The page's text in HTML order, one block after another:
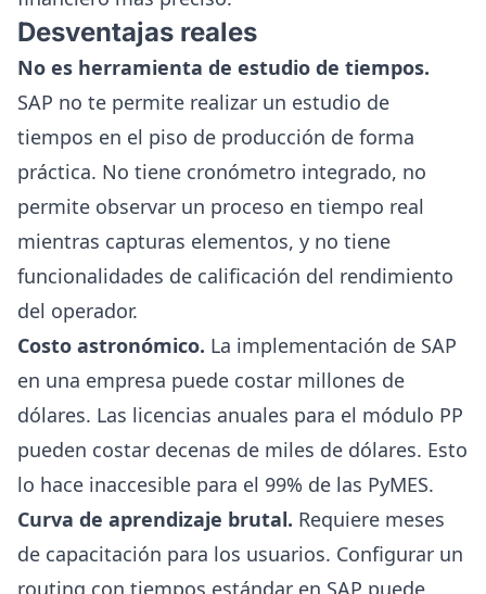
Desventajas reales
No es herramienta de estudio de tiempos.
SAP no te permite realizar un estudio de
tiempos en el piso de producción de forma
práctica. No tiene cronómetro integrado, no
permite observar un proceso en tiempo real
mientras capturas elementos, y no tiene
funcionalidades de calificación del rendimiento
del operador.
Costo astronómico. La implementación de SAP
en una empresa puede costar millones de
dólares. Las licencias anuales para el módulo PP
pueden costar decenas de miles de dólares. Esto
lo hace inaccesible para el 99% de las PyMES.
Curva de aprendizaje brutal. Requiere meses
de capacitación para los usuarios. Configurar un
routing con tiempos estándar en SAP puede